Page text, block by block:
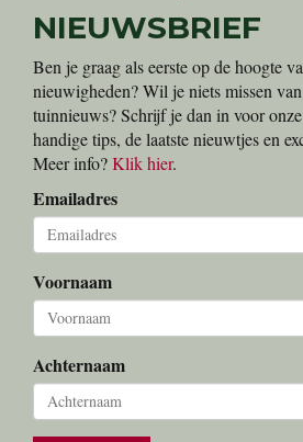
NIEUWSBRIEF
Ben je graag als eerste op de hoogte
nieuwigheden? Wil je niets missen
tuinnieuws? Schrijf je dan in voor
handige tips, de laatste nieuwtjes en
Meer info?Klik hier.
Emailadres
Voornaam
Achternaam